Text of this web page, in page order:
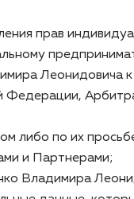
прав
Леонидовича
Федерации,
либо по их
и Партнерами;
Владимира